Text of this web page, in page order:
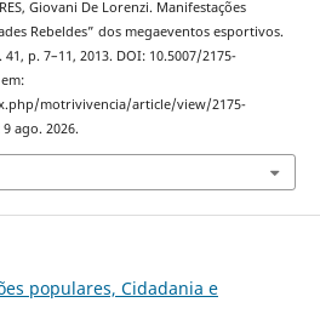
Giovani De Lorenzi. Manifestações
Rebeldes” dos megaeventos esportivos.
p. 7–11, 2013. DOI: 10.5007/2175-
motrivivencia/article/view/2175-
ago. 2026.
populares, Cidadania e